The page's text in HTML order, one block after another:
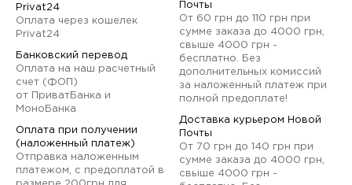
Privat24
Оплата через кошелек
Privat24
Банковский перевод
Оплата на наш расчетный
счет (ФОП)
от ПриватБанка и
МоноБанка
Оплата при получении
(наложенный платеж)
Отправка наложенным
платежом, с предоплатой в
Почты
От 60 грн до 110 грн при
сумме заказа до 4000 грн,
свыше 4000 грн -
бесплатно. Без
дополнительных комиссий
за наложенный платеж при
полной предоплате!
Доставка курьером Новой
Почты
От 70 грн до 140 грн при
сумме заказа до 4000 грн,
свыше 4000 грн -